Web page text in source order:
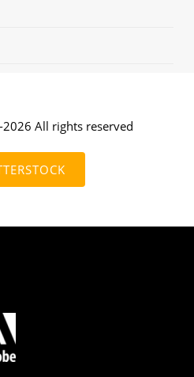
All rights reserved